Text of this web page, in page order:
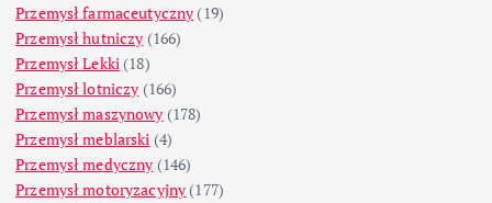
Przemysł farmaceutyczny (19)
Przemysł hutniczy (166)
Przemysł Lekki (18)
Przemysł lotniczy (166)
Przemysł maszynowy (178)
Przemysł meblarski (4)
Przemysł medyczny (146)
Przemysł motoryzacyjny (177)